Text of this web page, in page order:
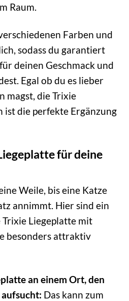
Raum.
Farben und
sodass du garantiert
deinen Geschmack und
Egal ob du es lieber
magst, die Trixie
ist die perfekte Ergänzung
für deine
Weile, bis eine Katze
annimmt. Hier sind ein
Trixie Liegeplatte mit
besonders attraktiv
an einem Ort, den
Das kann zum